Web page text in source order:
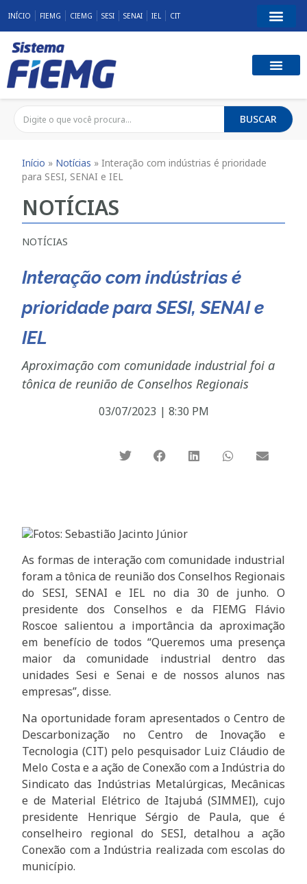
INÍCIO FIEMG CIEMG SESI SENAI IEL CIT
BUSCAR
Início » Notícias »Interação com indústrias é prioridade
para SESI, SENAI e IEL
NOTÍCIAS
NOTÍCIAS
Interação com indústrias é
prioridade para SESI, SENAI e
IEL
Aproximação com comunidade industrial foi a
tônica de reunião de Conselhos Regionais
03/07/2023 | 8:30 PM
Fotos: Sebastião Jacinto Júnior
As formas de interação com comunidade industrial
foram a tônica de reunião dos Conselhos Regionais
do SESI, SENAI e IEL no dia 30 de junho. O
presidente dos Conselhos e da FIEMG Flávio
Roscoe salientou a importância da aproximação
em benefício de todos “Queremos uma presença
maior da comunidade industrial dentro das
unidades Sesi e Senai e de nossos alunos nas
empresas”, disse.
Na oportunidade foram apresentados o Centro de
Descarbonização no Centro de Inovação e
Tecnologia (CIT) pelo pesquisador Luiz Cláudio de
Melo Costa e a ação de Conexão com a Indústria do
Sindicato das Indústrias Metalúrgicas, Mecânicas
e de Material Elétrico de Itajubá (SIMMEI), cujo
presidente Henrique Sérgio de Paula, que é
conselheiro regional do SESI, detalhou a ação
Conexão com a Indústria realizada com escolas do
município.